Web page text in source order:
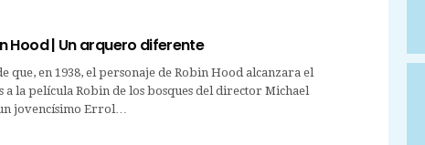
Hood | Un arquero diferente
que, en 1938, el personaje de Robin Hood alcanzara el
a la película Robin de los bosques del director Michael
jovencísimo Errol…